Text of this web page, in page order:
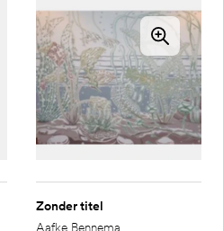
Zonder titel
Aafke Bennema